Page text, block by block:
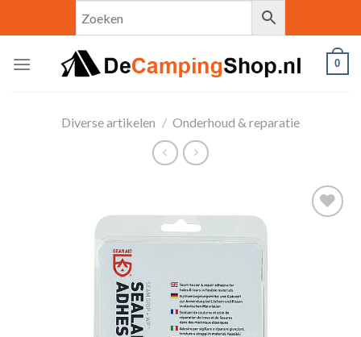
0
Diverse artikelen / Onderhoud & reparatie